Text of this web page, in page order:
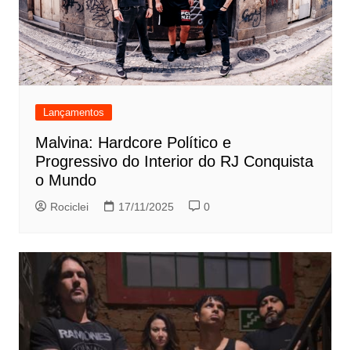
Lançamentos
Malvina: Hardcore Político e
Progressivo do Interior do RJ Conquista
o Mundo
Rociclei 17/11/2025 0